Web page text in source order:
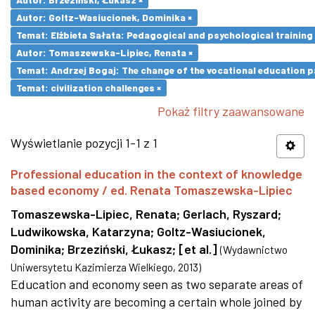
Autor: Goltz-Wasiucionek, Dominika ×
Temat: Elżbieta Sałata: Pedagogical and psychological
Autor: Tomaszewska-Lipiec, Renata ×
Temat: Andrzej Bogaj: The change of the vocational education
Temat: civilization challenges ×
Pokaż filtry zaawansowane
Wyświetlanie pozycji 1-1 z 1
Professional education in the context of knowledge
based economy / ed. Renata Tomaszewska-Lipiec
Tomaszewska-Lipiec, Renata; Gerlach, Ryszard;
Ludwikowska, Katarzyna; Goltz-Wasiucionek,
Dominika; Brzeziński, Łukasz; [et al.] (Wydawnictwo
Uniwersytetu Kazimierza Wielkiego, 2013)
Education and economy seen as two separate areas of
human activity are becoming a certain whole joined by